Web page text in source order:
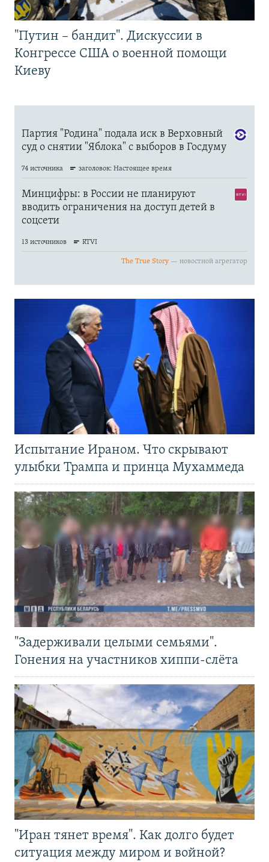
"Путин – бандит". Дискуссии в
Конгрессе США о военной помощи
Киеву
Испытание Ираном. Что скрывают
улыбки Трампа и принца Мухаммеда
"Задерживали целыми семьями".
Гонения на участников хиппи-слёта
"Иран тянет время". Как долго будет
ситуация между миром и войной?